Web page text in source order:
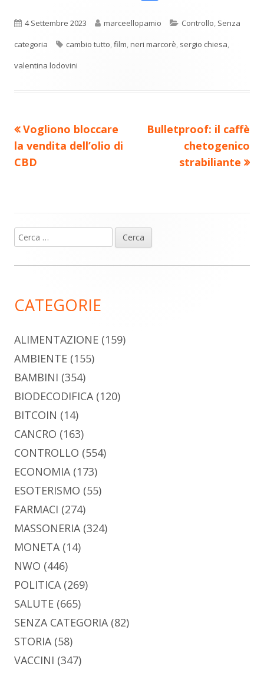
una
nuova
finestra
una
nuova
finestra
una
nuova
una
nuova
una
nuova
n
di
Pubblicato
4 Settembre 2023 Autore
marceellopamio Categorie
Controllo, Senza
categoria
Tag
cambio tutto,film,neri marcorè, sergio chiesa,
valentina lodovini
Navigazione
articoli
Precedente
articolo:
Vogliono bloccare
la vendita dell’olio di
CBD
Nuovo
articolo:
Bulletproof: il caffè
chetogenico
strabiliante
Barra
laterale
Ricerca
per:
CATEGORIE
ALIMENTAZIONE (159)
AMBIENTE (155)
BAMBINI (354)
BIODECODIFICA(120)
BITCOIN (14)
CANCRO (163)
CONTROLLO (554)
ECONOMIA(173)
ESOTERISMO (55)
FARMACI (274)
MASSONERIA(324)
MONETA(14)
NWO (446)
POLITICA(269)
SALUTE (665)
SENZA CATEGORIA(82)
STORIA(58)
VACCINI (347)